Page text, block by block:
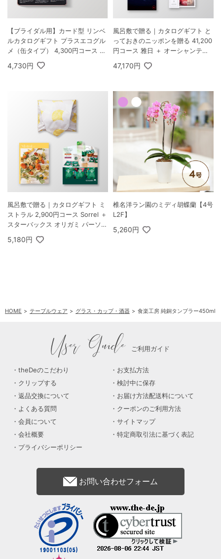
【ブライダル用】カード型 リンベ
ルカタログギフト プラスエコグル
メ（缶タイプ） 4,300円コース オ
リオン＆エコダイアナ
4,730円
風呂敷で贈る｜カタログギフト と
っておきのニッポンを贈る 41,200
円コース 雅日 ＋ オーシャンテー
47,170円
風呂敷で贈る｜カタログギフト ミ
ストラル 2,900円コース Sorrel ＋
スターバックス オリガミ パーソナ
5,180円
椎名洋ラン園のミディ胡蝶蘭【4号
L2F】
5,260円
HOME テーブルウェア グラス・カップ・酒器 食楽工房 純銅タンブラー450ml
User Guide ご利用ガイド
theDeのこだわり
お支払方法
クリップする
検討中に保存
返品交換について
お届け方法配送料について
よくある質問
クーポンのご利用方法
会員について
サイトマップ
会社概要
特定商取引法に基づく表記
プライバシーポリシー
お問い合わせフォーム